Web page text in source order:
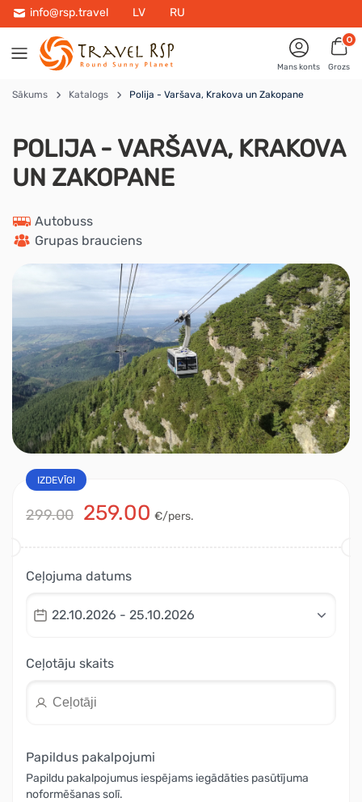
info@rsp.travel LV RU
Mans konts
0
Grozs
Sākums Katalogs Polija - Varšava, Krakova un Zakopane
POLIJA - VARŠAVA, KRAKOVA
UN ZAKOPANE
Autobuss
Grupas brauciens
IZDEVĪGI
299.00 259.00 €/pers.
Ceļojuma datums
22.10.2026 - 25.10.2026
Ceļotāju skaits
Papildus pakalpojumi
Papildu pakalpojumus iespējams iegādāties pasūtījuma
noformēšanas solī.